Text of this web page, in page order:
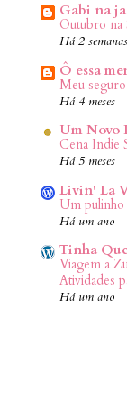
Gabi na
Outubro na
Há 2 semanas
Ô essa
Meu seguro
Há 4 meses
Um Novo
Cena Indie
Há 5 meses
Livin' La
Um pulinho
Há um ano
Tinha
Viagem a
Atividades
Há um ano